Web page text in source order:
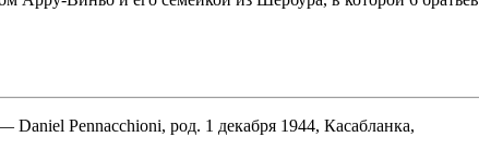
Pennacchioni, род. 1 декабря 1944, Касабланка,